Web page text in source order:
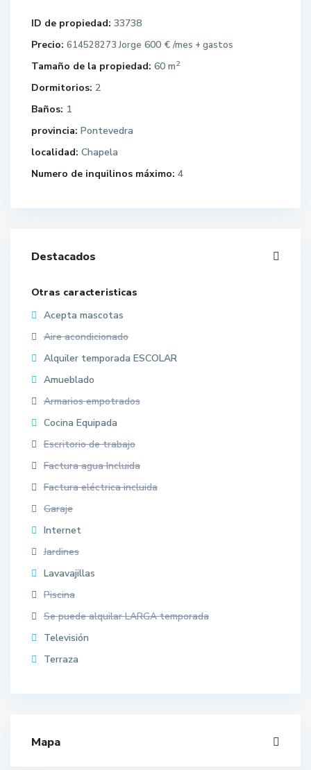
ID de propiedad: 33738
Precio: 614528273 Jorge 600 € /mes + gastos
Tamaño de la propiedad: 60 m2
Dormitorios: 2
Baños: 1
provincia: Pontevedra
localidad: Chapela
Numero de inquilinos máximo: 4
Destacados
Otras caracteristicas
Acepta mascotas
Aire acondicionado
Alquiler temporada ESCOLAR
Amueblado
Armarios empotrados
Cocina Equipada
Escritorio de trabajo
Factura agua Incluida
Factura eléctrica incluida
Garaje
Internet
Jardines
Lavavajillas
Piscina
Se puede alquilar LARGA temporada
Televisión
Terraza
Mapa